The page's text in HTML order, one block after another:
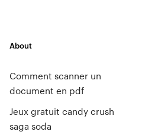
About
Comment scanner un
document en pdf
Jeux gratuit candy crush
saga soda